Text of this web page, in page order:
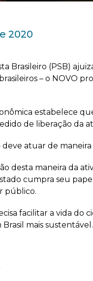
2020
Brasileiro (PSB)
– o NOVO
estabelece
de liberação da
deve atuar de
desta maneira da
cumpra seu
público.
facilitar a vida
mais sustentável.